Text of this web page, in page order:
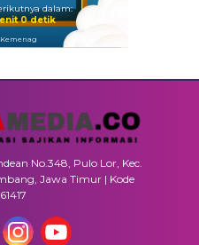
dalam:
59 detik
No.348, Pulo Lor, Kec.
Jawa Timur | Kode